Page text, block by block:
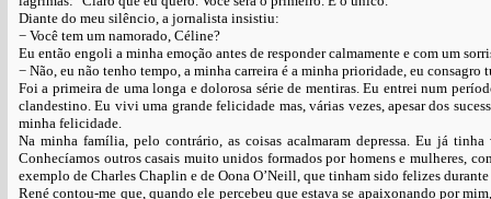
Diante do meu silêncio, a jornalista insistiu:
− Você tem um namorado, Céline?
Eu então engoli a minha emoção antes de responder calmamente e com um
− Não, eu não tenho tempo, a minha carreira é a minha prioridade, eu consagro
Foi a primeira de uma longa e dolorosa série de mentiras. Eu entrei num
clandestino. Eu vivi uma grande felicidade mas, várias vezes, apesar dos
minha felicidade.
Na minha família, pelo contrário, as coisas acalmaram depressa. Eu já
Conhecíamos outros casais muito unidos formados por homens e mulheres,
exemplo de Charles Chaplin e de Oona O’Neill, que tinham sido felizes
René contou-me que, quando ele percebeu que estava se apaixonando por